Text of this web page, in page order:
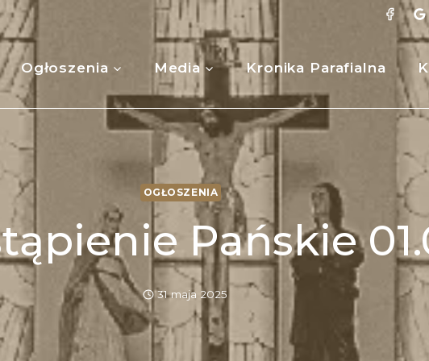
Ogłoszenia Media Kronika Parafialna
OGŁOSZENIA
Pańskie
31 maja 2025